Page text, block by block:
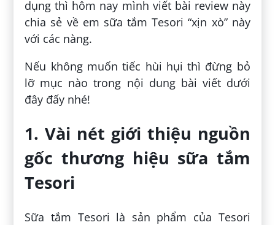
dụng thì hôm nay mình viết bài review này
chia sẻ về em sữa tắm Tesori “xịn xò” này
với các nàng.
Nếu không muốn tiếc hùi hụi thì đừng bỏ
lỡ mục nào trong nội dung bài viết dưới
đây đấy nhé!
1. Vài nét giới thiệu nguồn
gốc thương hiệu sữa tắm
Tesori
Sữa tắm Tesori là sản phẩm của Tesori